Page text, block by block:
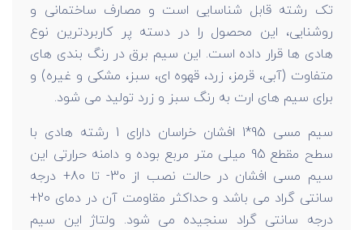
تک رشته قابل شناسایی است و مصارف ساختمانی و
روشنایی، این محصول را در دسته پر کاربردترین نوع
هادی ها قرار داده است. این سیم برق در رنگ بندی های
متفاوت (آبی، قرمز، زرد، قهوه ای، سبز، مشکی و غیره) و
برای سیم های ارت به رنگ سبز و زرد تولید می شود.
سیم مسی 95*1 افشان خراسان دارای 1 رشته هادی با
سطح مقطع 95 میلی متر مربع بوده و دامنه حرارتی این
سیم مسی افشان در حالت نصب از 30- تا 80+ درجه
سانتی گراد می باشد و حداکثر مقاومت آن در دمای 20+
درجه سانتی گراد سنجیده می شود. ولتاژ این سیم